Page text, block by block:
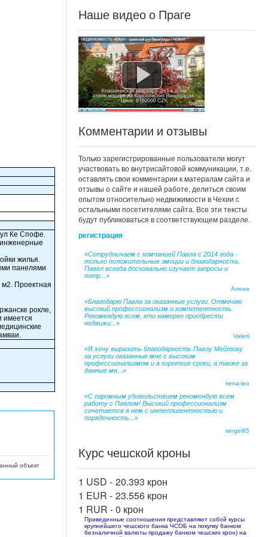
ул Ке Спофе.
жилья.
панелями
Проектная
рокле,
имеется
объект
Наше видео о Праге
Комментарии и отзывы
Только зарегистрированные пользователи могут
участвовать во внутрисайтовой коммуникации, т.е.
оставлять свои комментарии к матералам сайта и
отзывы о сайте и нашей работе, делиться своим
опытом относительно недвижимости в Чехии с
остальными посетителями сайта. Все эти тексты
будут публиковаться в соответствующем разделе.
регистрация
«Сотрудничаем с компанией Павла с 2014 года -
только положительные эмоции и благодарность.
Павел всегда досконально изучает запросы и
потр...»
Алена
«Благодарю Павла за оказанные услуги. Отмечаю
высокий профессионализм и компетентность.
Рекомендую всем, кто намерен приобрести
недвижи...»
Valerii
«Я хочу выразить благодарность Павлу Мейтову
за услуги оказанные мне с высоким
профессионализмом и в короткие сроки, а также за
данные мн...»
irena-leo
«С огромным удовольствием рекомендую всем
работу с Павлом! Высокий профессионализм
сочетается в нем с интеллигентностью и
порядочность...»
sergei65
Курс чешской кроны
1 USD - 20.393 крон
1 EUR - 23.556 крон
1 RUR -0 крон
Приведенные соотношения представляют собой курсы
крупнейшего чешского банка ЧСОБ на покупку банком
безналичной валюты продажу банком чешских крон) на